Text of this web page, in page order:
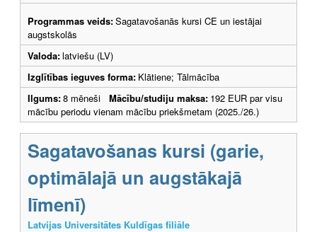
Programmas veids:Sagatavošanās kursi CE un iestājai
augstskolās
Valoda:latviešu (LV)
Izglītības ieguves forma: Klātiene; Tālmācība
Ilgums:8 mēneši Mācību/studiju maksa: 192 EUR par visu
mācību periodu vienam mācību priekšmetam (2025./26.)
Sagatavošanas kursi (garie,
optimālajā un augstākajā
līmenī)
Latvijas Universitātes Kuldīgas filiāle